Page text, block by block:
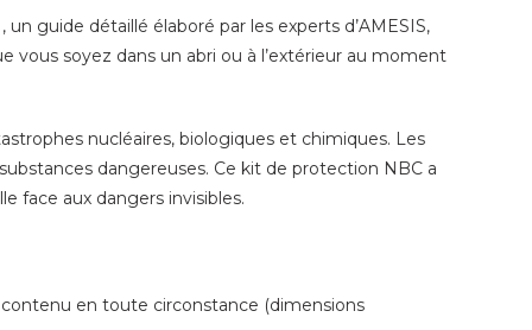
, un guide détaillé élaboré par les experts d’AMESIS,
soyez dans un abri ou à l’extérieur au moment
nucléaires, biologiques et chimiques. Les
dangereuses. Ce kit de protection NBC a
face aux dangers invisibles.
en toute circonstance (dimensions